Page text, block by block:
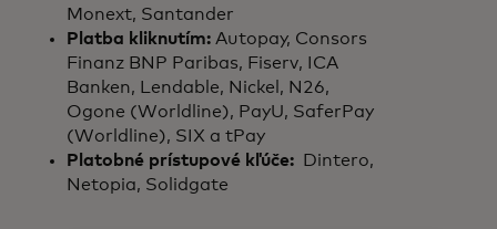
Monext, Santander
Platba kliknutím: Autopay, Consors
Finanz BNP Paribas, Fiserv, ICA
Banken, Lendable, Nickel, N26,
Ogone (Worldline), PayU, SaferPay
(Worldline), SIX a tPay
Platobné prístupové kľúče:
Dintero,
Netopia, Solidgate